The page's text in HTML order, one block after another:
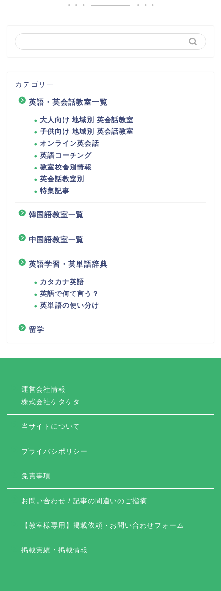
カテゴリー
英語・英会話教室一覧
大人向け 地域別 英会話教室
子供向け 地域別 英会話教室
オンライン英会話
英語コーチング
教室校舎別情報
英会話教室別
特集記事
韓国語教室一覧
中国語教室一覧
英語学習・英単語辞典
カタカナ英語
英語で何て言う？
英単語の使い分け
留学
運営会社情報
株式会社ケタケタ
当サイトについて
プライバシポリシー
免責事項
お問い合わせ / 記事の間違いのご指摘
【教室様専用】掲載依頼・お問い合わせフォーム
掲載実績・掲載情報